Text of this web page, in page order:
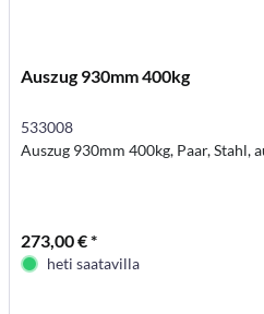
Auszug 930mm 400kg
533008
Auszug 930mm 400kg, Paar, Stahl,
273,00 € *
heti saatavilla